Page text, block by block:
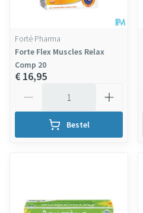
Forté Pharma
Forte Flex Muscles Relax
Comp 20
€ 16,95
Bestel